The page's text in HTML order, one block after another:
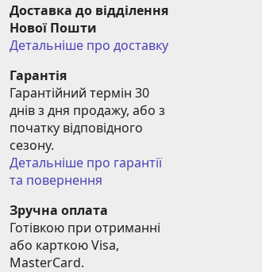
Доставка до відділення
Нової Пошти
Детальніше про доставку
Гарантія
Гарантійний термін 30
днів з дня продажу, або з
початку відповідного
сезону.
Детальніше про гарантії
та повернення
Зручна оплата
Готівкою при отриманні
або карткою Visa,
MasterCard.